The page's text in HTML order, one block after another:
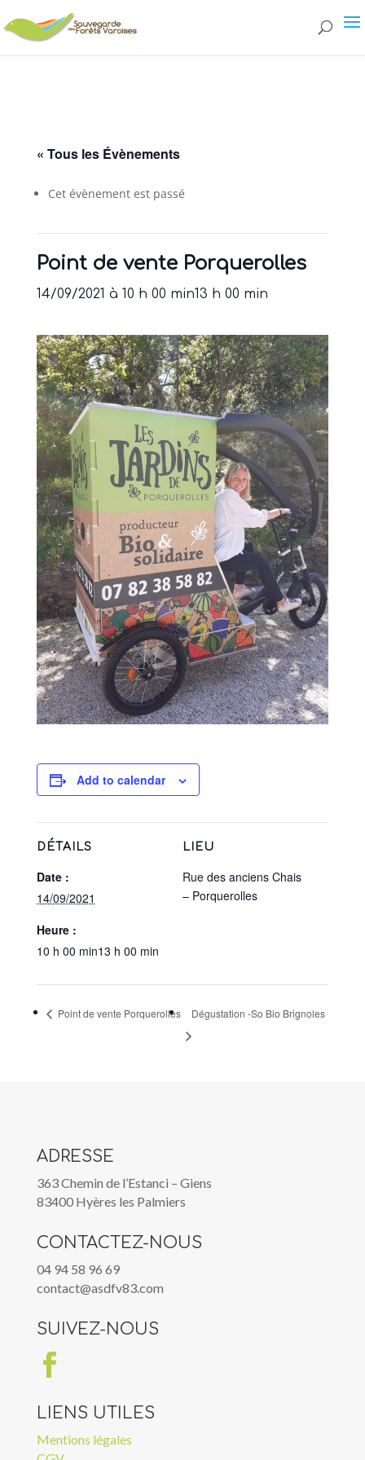
« Tous les Évènements
Cet évènement est passé
Point de vente Porquerolles
14/09/2021 à 10 h 00 min13 h 00 min
Add to calendar
DÉTAILS
Date :
14/09/2021
Heure :
10 h 00 min13 h 00 min
LIEU
Rue des anciens Chais
– Porquerolles
Point de vente Porquerolles Dégustation -So Bio Brignoles
ADRESSE
363 Chemin de l’Estanci – Giens
83400 Hyères les Palmiers
CONTACTEZ-NOUS
04 94 58 96 69
contact@asdfv83.com
SUIVEZ-NOUS

LIENS UTILES
Mentions légales